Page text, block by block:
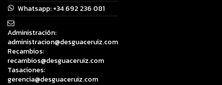
Whatsapp:+34 692 236 081
Administración:
administracion@desguaceruiz.com
Recambios:
recambios@desguaceruiz.com
Tasaciones:
gerencia@desguaceruiz.com